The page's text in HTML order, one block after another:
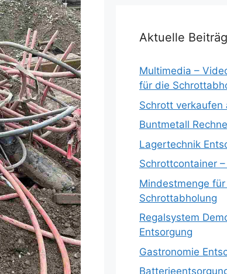
Aktuelle
Multimedia –
für die
Schrott verkaufen
Buntmetall
Lagertechnik
Schrottcontainer
Mindestmenge
Schrottabholung
Regalsystem
Entsorgung
Gastronomie